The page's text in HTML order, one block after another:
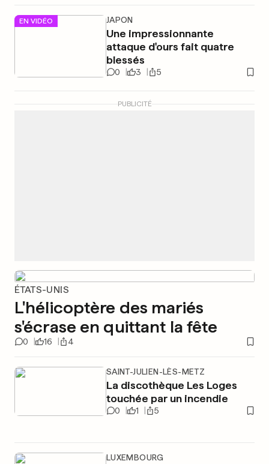
EN VIDÉO JAPON
Une impressionnante
attaque d'ours fait quatre
blessés
0 3 5
PUBLICITÉ
ÉTATS-UNIS
L'hélicoptère des mariés
s'écrase en quittant la fête
0 16 4
SAINT-JULIEN-LÈS-METZ
La discothèque Les Loges
touchée par un incendie
0 1 5
LUXEMBOURG